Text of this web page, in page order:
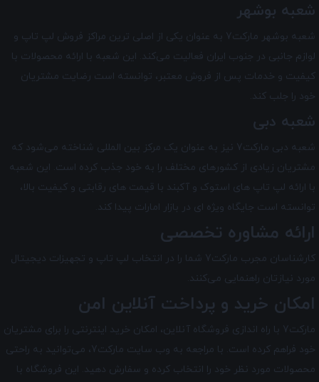
شعبه بوشهر
شعبه بوشهر مارکت7 به عنوان یکی از اصلی ترین مراکز فروش لپ تاپ و
لوازم جانبی در جنوب ایران فعالیت می‌کند. این شعبه با ارائه محصولات با
کیفیت و خدمات پس از فروش معتبر، توانسته است رضایت مشتریان
خود را جلب کند.
شعبه دبی
شعبه دبی مارکت7 نیز به عنوان یک مرکز بین‌ المللی شناخته می‌شود که
مشتریان زیادی از کشورهای مختلف را به خود جذب کرده است. این شعبه
با ارائه لپ تاپ های استوک و آکبند با قیمت های رقابتی و کیفیت بالا،
توانسته است جایگاه ویژه ای در بازار امارات پیدا کند.
ارائه مشاوره تخصصی
کارشناسان مجرب مارکت7 شما را در انتخاب لپ ‌تاپ و تجهیزات دیجیتال
مورد نیازتان راهنمایی می‌کنند.
امکان خرید و پرداخت آنلاین امن
مارکت7 با راه ‌اندازی فروشگاه آنلاین، امکان خرید اینترنتی را برای مشتریان
خود فراهم کرده است. با مراجعه به وب سایت مارکت7، می‌توانید به راحتی
محصولات مورد نظر خود را انتخاب کرده و سفارش دهید. این فروشگاه با